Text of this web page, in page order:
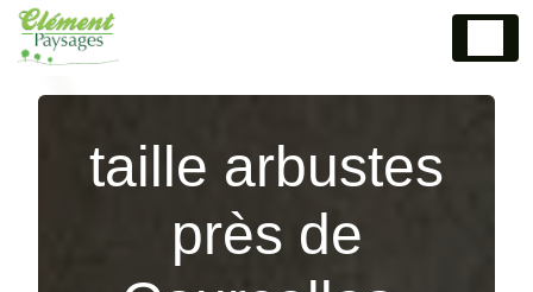
taille arbustes
près de
Panneau de gestion des cookies